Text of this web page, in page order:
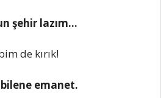
şehir lazım…
de kırık!
emanet.